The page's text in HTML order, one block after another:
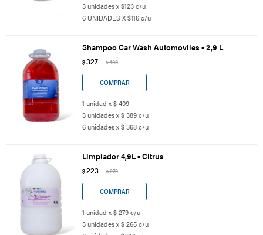
3 unidades x $123 c/u
6 UNIDADES X $116 c/u
Shampoo Car Wash Automoviles - 2,9 L
$327 $409
1 unidad x $ 409
3 unidades x $ 389 c/u
6 unidades x $ 368 c/u
Limpiador 4,9L - Citrus
$223 $279
1 unidad x $ 279 c/u
3 unidades x $ 265 c/u